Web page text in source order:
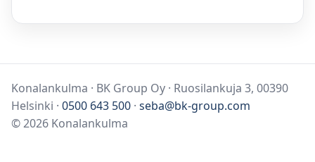
Konalankulma · BK Group Oy · Ruosilankuja 3, 00390
Helsinki · 0500 643 500 · seba@bk-group.com
©2026 Konalankulma